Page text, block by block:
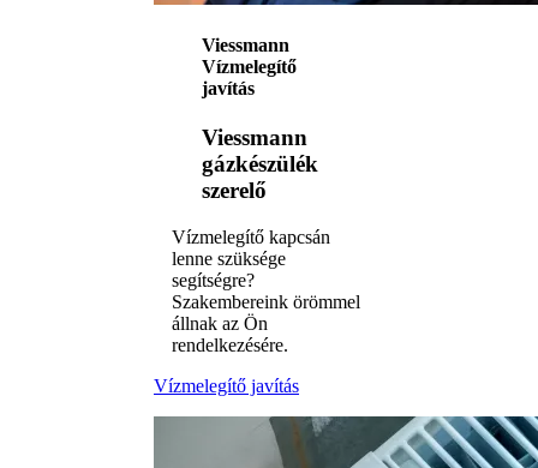
Viessmann
Vízmelegítő
javítás
Viessmann
gázkészülék
szerelő
Vízmelegítő kapcsán
lenne szüksége
segítségre?
Szakembereink örömmel
állnak az Ön
rendelkezésére.
Vízmelegítő javítás